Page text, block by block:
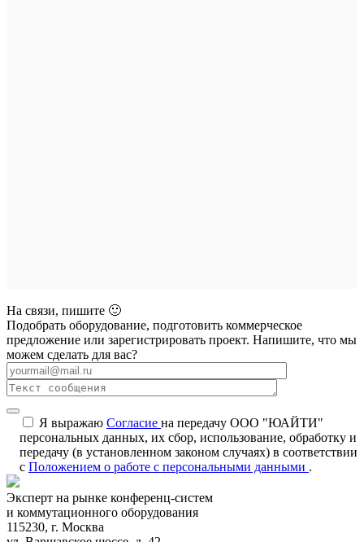
На связи, пишите 🙂
Подобрать оборудование, подготовить коммерческое
предложение или зарегистрировать проект. Напишите, что мы
можем сделать для вас?
Я выражаю Согласие на передачу ООО "ЮАЙТИ"
персональных данных, их сбор, использование, обработку и
передачу (в установленном законом случаях) в соответствии
с Положением о работе с персональными данными .
Эксперт на рынке конференц-систем
и коммутационного оборудования
115230, г. Москва